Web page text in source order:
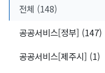
전체 (148)
공공서비스[정부] (147)
공공서비스[제주시] (1)